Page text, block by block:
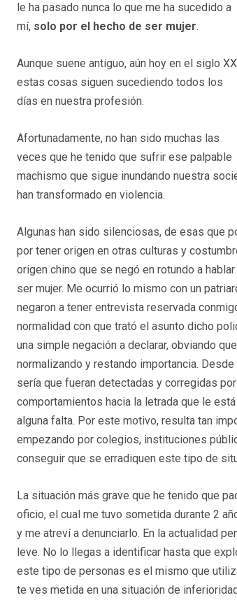
le ha pasado nunca lo que me ha sucedido a
mí, solo por el hecho de ser mujer.
Aunque suene antiguo, aún hoy en el siglo XXI
estas cosas siguen sucediendo todos los
días en nuestra profesión.
Afortunadamente, no han sido muchas las
veces que he tenido que sufrir ese palpable
machismo que sigue inundando nuestra
han transformado en violencia.
Algunas han sido silenciosas, de esas que
por tener origen en otras culturas y
origen chino que se negó en rotundo a
ser mujer. Me ocurrió lo mismo con un
negaron a tener entrevista reservada
normalidad con que trató el asunto dicho
una simple negación a declarar, obviando
normalizando y restando importancia.
sería que fueran detectadas y corregidas
comportamientos hacia la letrada que le
alguna falta. Por este motivo, resulta tan
empezando por colegios, instituciones
conseguir que se erradiquen este tipo de
La situación más grave que he tenido que
oficio, el cual me tuvo sometida durante 2
y me atreví a denunciarlo. En la actualidad
leve. No lo llegas a identificar hasta que
este tipo de personas es el mismo que
te ves metida en una situación de